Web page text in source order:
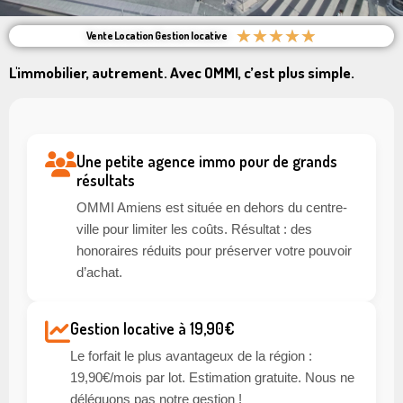
Vente Location Gestion locative ★★★★★
L'immobilier, autrement. Avec OMMI, c’est plus simple.
Une petite agence immo pour de grands
résultats
OMMI Amiens est située en dehors du centre-
ville pour limiter les coûts. Résultat : des
honoraires réduits pour préserver votre pouvoir
d’achat.
Gestion locative à 19,90€
Le forfait le plus avantageux de la région :
19,90€/mois par lot. Estimation gratuite. Nous ne
déléguons pas notre gestion !